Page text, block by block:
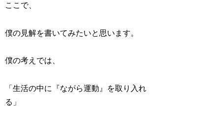
ここで、
僕の見解を書いてみたいと思います。
僕の考えでは、
「生活の中に『ながら運動』を取り入れ
る」